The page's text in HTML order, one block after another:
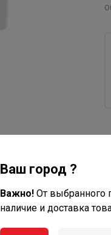
Ваш город ?
Важно! От выбранного
наличие и доставка